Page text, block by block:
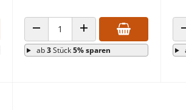
ANZAHL VERRINGERNANZAHL ERHÖHEN
ab3Stück5% sparen